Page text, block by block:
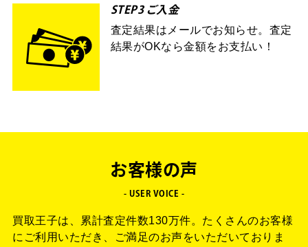
STEP3 ご入金
査定結果はメールでお知らせ。査定
結果がOKなら金額をお支払い！
お客様の声
- USER VOICE -
買取王子は、累計査定件数130万件。 たくさんのお客様
にご利用いただき、ご満足のお声をいただいておりま